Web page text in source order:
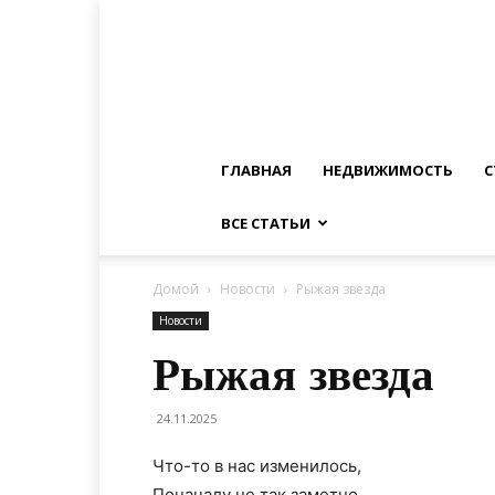
ГЛАВНАЯ НЕДВИЖИМОСТЬ
ВСЕ СТАТЬИ
Домой Новости Рыжая звезда
Новости
Рыжая звезда
24.11.2025
Что-то в нас изменилось,